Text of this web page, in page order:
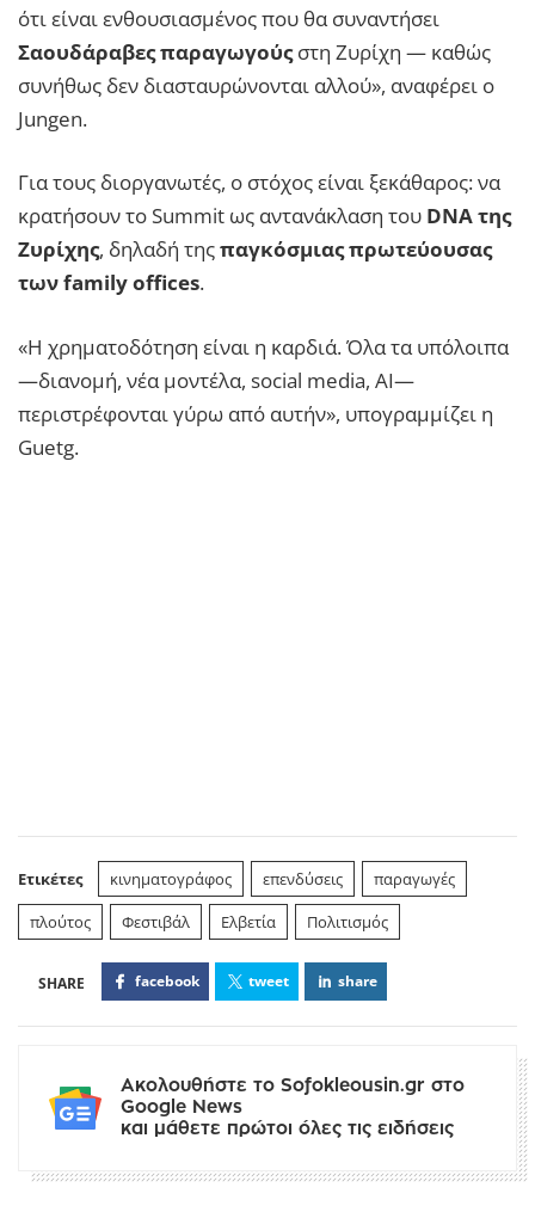
ότι είναι ενθουσιασμένος που θα συναντήσει
Σαουδάραβες παραγωγούςστη Ζυρίχη — καθώς
συνήθως δεν διασταυρώνονται αλλού», αναφέρει ο
Jungen.
Για τους διοργανωτές, ο στόχος είναι ξεκάθαρος: να
κρατήσουν το Summit ως αντανάκλαση του DNA της
Ζυρίχης, δηλαδή τηςπαγκόσμιας πρωτεύουσας
των family offices.
«Η χρηματοδότηση είναι η καρδιά. Όλα τα υπόλοιπα
—διανομή, νέα μοντέλα, social media, AI—
περιστρέφονται γύρω από αυτήν», υπογραμμίζει η
Guetg.
Ετικέτες κινηματογράφος επενδύσεις
παραγωγές
πλούτος
Φεστιβάλ Ελβετία Πολιτισμός
facebook tweet share
Ακολουθήστε το Sofokleousin.gr στο
Google News
και μάθετε πρώτοι όλες τις ειδήσεις